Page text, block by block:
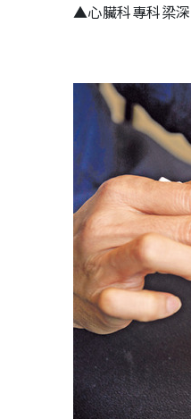
▲心臟科專科梁